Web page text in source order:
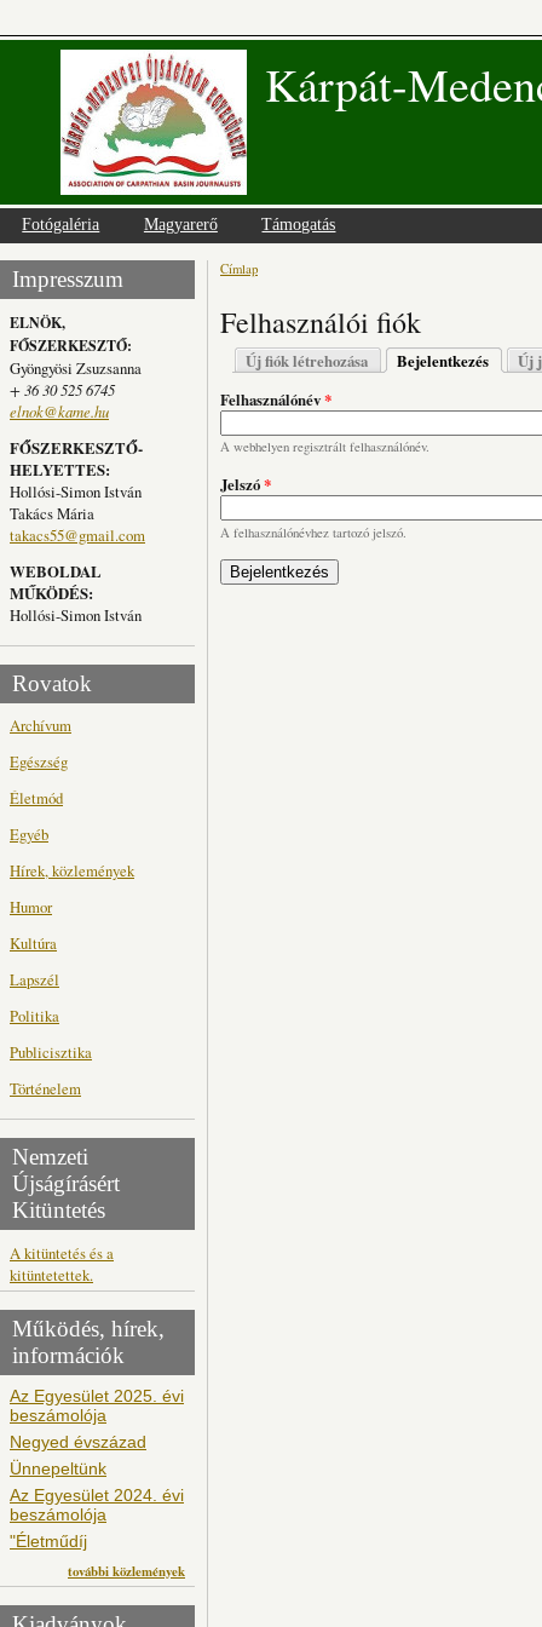
Kárpát-
Fotógaléria Magyarerő Támogatás
Impresszum
ELNÖK,
FŐSZERKESZTŐ:
Gyöngyösi Zsuzsanna
+ 36 30 525 6745
elnok@kame.hu
FŐSZERKESZTŐ-
HELYETTES:
Hollósi-Simon István
Takács Mária
takacs55@gmail.com
WEBOLDAL
MŰKÖDÉS:
Hollósi-Simon István
Rovatok
Archívum
Egészség
Életmód
Egyéb
Hírek, közlemények
Humor
Kultúra
Lapszél
Politika
Publicisztika
Történelem
Nemzeti
Újságírásért
Kitüntetés
A kitüntetés és a
kitüntetettek.
Működés, hírek,
információk
Az Egyesület 2025. évi
beszámolója
Negyed évszázad
Ünnepeltünk
Az Egyesület 2024. évi
beszámolója
"Életműdíj
további közlemények
Jelenlegi hely
Címlap
Felhasználói fiók
Elsődleges fülek
Új fiók létrehozása Bejelentkezés (aktív
Új
Felhasználónév*
A webhelyen regisztrált felhasználónév.
Jelszó*
A felhasználónévhez tartozó jelszó.